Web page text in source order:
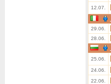
12.07.
29.06.
28.06.
25.06.
24.06.
22.06.